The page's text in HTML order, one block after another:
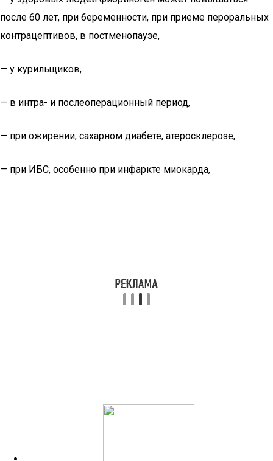
после 60 лет, при беременности, при приеме пероральных
контрацептивов, в постменопаузе,
— у курильщиков,
— в интра- и послеоперационный период,
— при ожирении, сахарном диабете, атеросклерозе,
— при ИБС, особенно при инфаркте миокарда,